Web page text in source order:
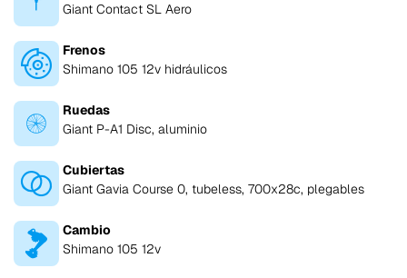
Giant Contact SL Aero
Frenos
Shimano 105 12v hidráulicos
Ruedas
Giant P-A1 Disc, aluminio
Cubiertas
Giant Gavia Course 0, tubeless, 700x28c, plegables
Cambio
Shimano 105 12v